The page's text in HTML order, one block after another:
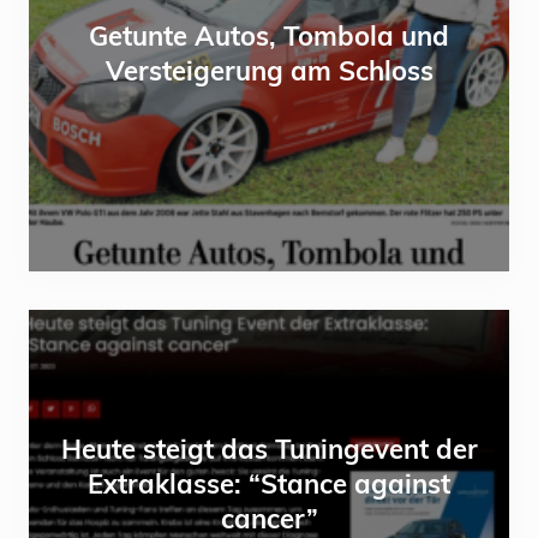
Getunte Autos, Tombola und
Versteigerung am Schloss
u
n
t
e
A
u
t
,
b
o
l
Heute steigt das Tuningevent der
Extraklasse: “Stance against
cancer”
H
e
s
t